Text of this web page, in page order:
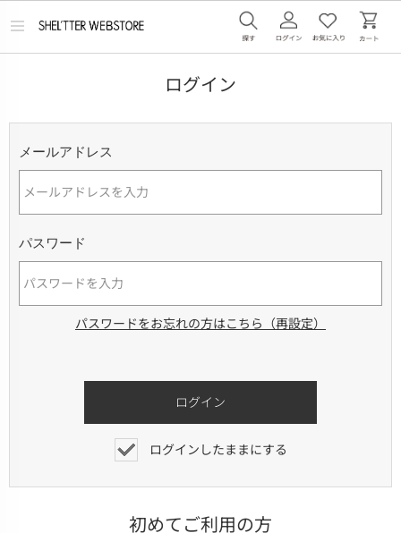
メ
ログイン
メールアドレス
パスワード
パスワードをお忘れの方はこちら（再設定）
ログインしたままにする
初めてご利用の方